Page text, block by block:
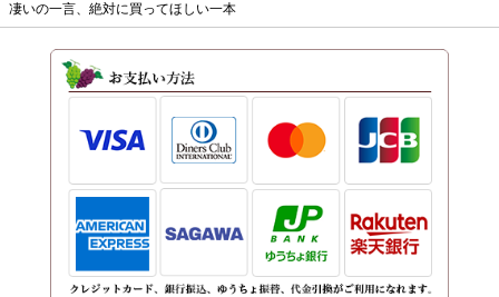
凄いの一言、絶対に買ってほしい一本